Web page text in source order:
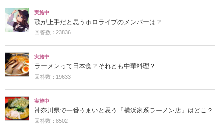
実施中
歌が上手だと思うホロライブのメンバーは？
回答数：23836
実施中
ラーメンって日本食？それとも中華料理？
回答数：19633
実施中
神奈川県で一番うまいと思う「横浜家系ラーメン店」はどこ？
回答数：8502